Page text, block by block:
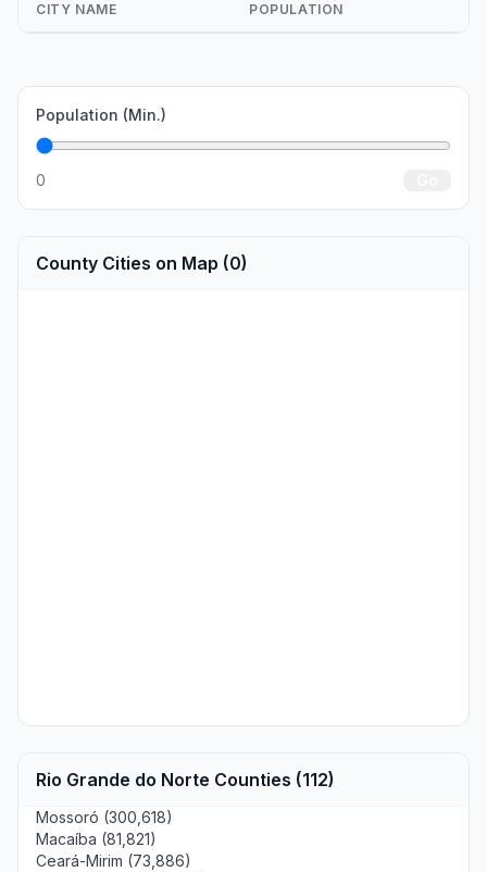
CITY NAME POPULATION
Population (Min.)
0
County Cities on Map (0)
Rio Grande do Norte Counties (112)
Mossoró (300,618)
Macaíba (81,821)
Ceará-Mirim (73,886)